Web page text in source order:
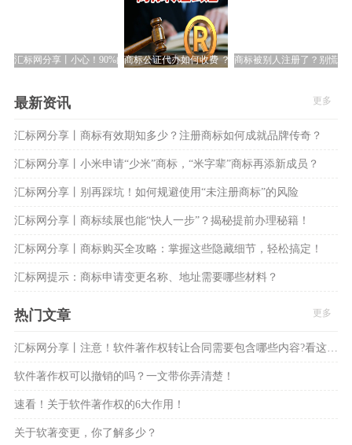
汇标网分享丨小心！90%的商标被撤销的4大原因！一定要警惕
商标公证代办如何收费 ？ 商标被别人注册了？别慌，
最新资讯 更多
汇标网分享丨商标有效期知多少？注册商标如何成就品牌传奇？
汇标网分享丨小米申请“少米”商标，“米字辈”商标再添新成员？
汇标网分享丨别再踩坑！如何规避使用“未注册商标”的风险
汇标网分享丨商标续展也能“快人一步”？揭秘提前办理秘籍！
汇标网分享丨商标购买全攻略：掌握这些隐藏细节，轻松搞定！
汇标网提示：商标申请变更名称、地址需要哪些材料？
热门文章 更多
软件著作权可以撤销的吗？一文带你弄清楚！
速看！关于软件著作权的6大作用！
关于软著变更，你了解多少？